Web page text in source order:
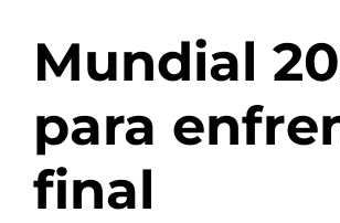
Mundial
para
final